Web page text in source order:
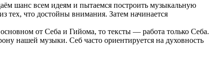
шанс всем идеям и пытаемся построить музыкальную
что достойны внимания. Затем начинается
от Себа и Гийома, то тексты — работа только Себа.
нашей музыки. Себ часто ориентируется на духовность